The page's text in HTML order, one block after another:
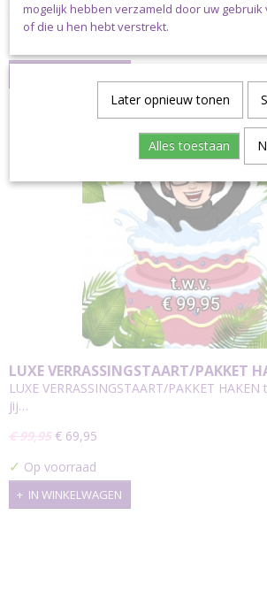
€ 25,00
LUXE VERRASSINGSTAART/PAKKET
€99,95
LUXE VERRASSINGSTAART/PAKKET
jij…
€ 99,95 € 69,95
✓ Op voorraad
IN WINKELWAGEN
mogelijk hebben verzameld door uw
of die u hen hebt verstrekt.
Later opnieuw tonen
Alles toestaan